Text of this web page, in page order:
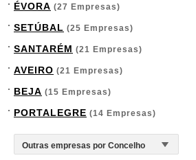
ÉVORA (27 Empresas)
SETÚBAL (25 Empresas)
SANTARÉM (21 Empresas)
AVEIRO (21 Empresas)
BEJA (15 Empresas)
PORTALEGRE (14 Empresas)